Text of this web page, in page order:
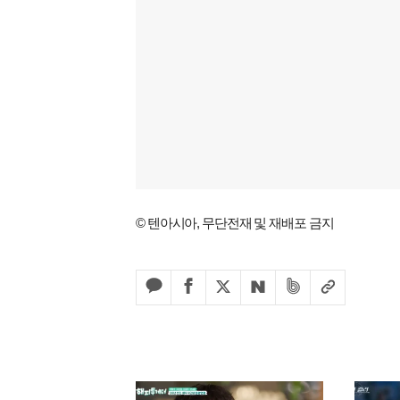
© 텐아시아, 무단전재 및 재배포 금지